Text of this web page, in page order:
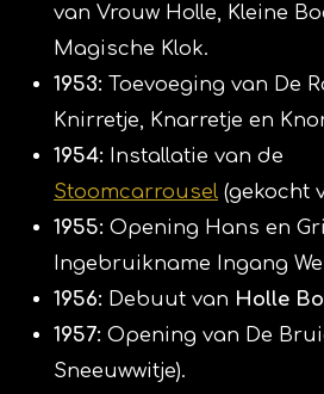
van Vrouw Holle, Kleine
Magische Klok.
1953: Toevoeging van De
Knirretje, Knarretje en
1954: Installatie van de
Stoomcarrousel (gekocht
1955: Opening Hans en
Ingebruikname Ingang
1956: Debuut van Holle
1957: Opening van De
Sneeuwwitje).